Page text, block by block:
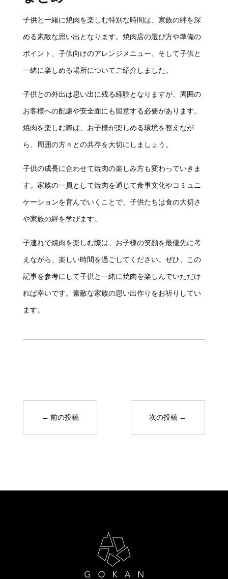
子供と一緒に焼肉を楽しむ特別な時間は、家族の絆を深
める素敵な思い出となります。焼肉店の選び方や準備の
ポイント、子供向けのアレンジメニュー、そして子供と
一緒に楽しめる場所についてご紹介しました。
子供との外出は思い出に残る経験となりますが、周囲の
お客様への配慮や安全面にも留意する必要があります。
焼肉を楽しむ際は、お子様が楽しめる環境を整えなが
ら、周囲の方々との共存を大切にしましょう。
子供の成長に合わせて焼肉の楽しみ方も変わっていきま
す。家族の一員として焼肉を通じて食事文化やコミュニ
ケーションを育んでいくことで、子供たちは食の大切さ
や家族の絆を学びます。
子連れで焼肉を楽しむ際は、お子様の笑顔を最優先に考
えながら、楽しい時間を過ごしてください。ぜひ、この
記事を参考にして子供と一緒に焼肉を楽しんでいただけ
れば幸いです。素敵な家族の思い出作りをお祈りしてい
ます。
← 前の投稿 次の投稿 →